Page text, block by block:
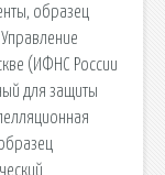
образец
(ИФНС России
для защиты